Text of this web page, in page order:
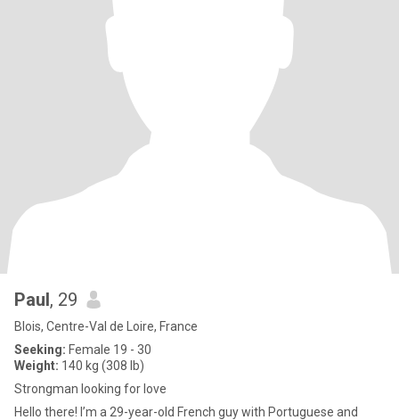
Paul, 29
Blois, Centre-Val de Loire, France
Seeking: Female 19 - 30
Weight: 140 kg (308 lb)
Strongman looking for love
Hello there! I’m a 29-year-old French guy with Portuguese and